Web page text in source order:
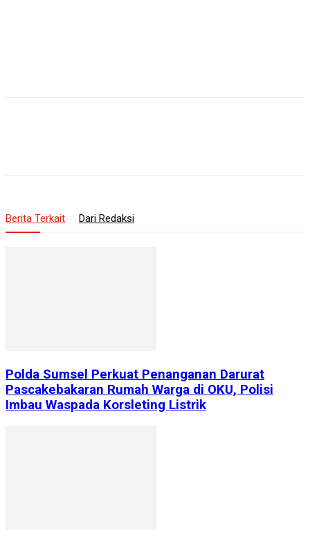
Berita Terkait Dari Redaksi
Polda Sumsel Perkuat Penanganan Darurat
Pascakebakaran Rumah Warga di OKU, Polisi
Imbau Waspada Korsleting Listrik